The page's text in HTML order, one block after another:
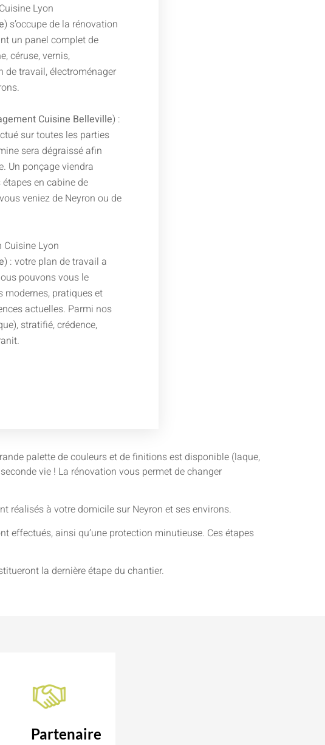
Lyon
) s’occupe de la rénovation
un panel complet de
céruse, vernis,
travail, électroménager
Cuisine Belleville) :
sur toutes les parties
sera dégraissé afin
Un ponçage viendra
en cabine de
veniez de Neyron ou de
Cuisine Lyon
) : votre plan de travail a
pouvons vous le
modernes, pratiques et
actuelles. Parmi nos
stratifié, crédence,
palette de couleurs et de finitions est disponible (laque,
vie ! La rénovation vous permet de changer
réalisés à votre domicile sur Neyron et ses environs.
effectués, ainsi qu’une protection minutieuse. Ces étapes
la dernière étape du chantier.
Partenaire